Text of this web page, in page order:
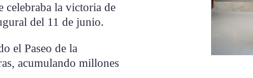
la victoria de
del 11 de junio.
el Paseo de la
acumulando millones